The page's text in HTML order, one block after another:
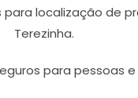
localização de
Terezinha.
para pessoas